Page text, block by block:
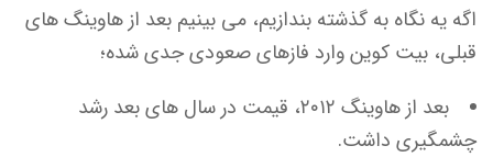
اگه یه نگاه به گذشته بندازیم، می بینیم بعد از هاوینگ های
قبلی، بیت کوین وارد فازهای صعودی جدی شده؛
بعد از هاوینگ ۲۰۱۲، قیمت در سال های بعد رشد
چشمگیری داشت.